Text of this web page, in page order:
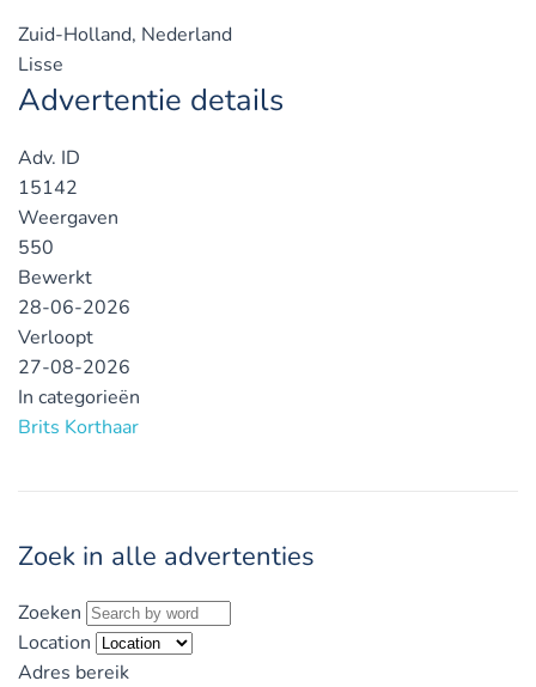
Zuid-Holland, Nederland
Lisse
Advertentie details
Adv. ID
15142
Weergaven
550
Bewerkt
28-06-2026
Verloopt
27-08-2026
In categorieën
Brits Korthaar
Zoek in alle advertenties
Zoeken
Location
Adres bereik